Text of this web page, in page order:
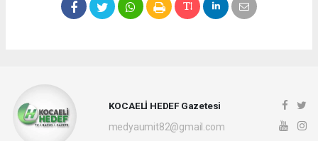
KOCAELİ HEDEF Gazetesi
medyaumit82@gmail.com